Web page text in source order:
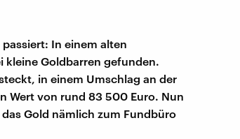
In einem alten
kleine Goldbarren gefunden.
in einem Umschlag an der
Wert von rund 83 500 Euro. Nun
Gold nämlich zum Fundbüro